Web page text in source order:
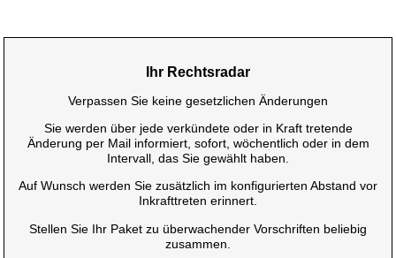
Ihr Rechtsradar
Verpassen Sie keine gesetzlichen Änderungen
Sie werden über jede verkündete oder in Kraft tretende
Änderung per Mail informiert, sofort, wöchentlich oder in dem
Intervall, das Sie gewählt haben.
Auf Wunsch werden Sie zusätzlich im konfigurierten Abstand vor
Inkrafttreten erinnert.
Stellen Sie Ihr Paket zu überwachender Vorschriften beliebig
zusammen.